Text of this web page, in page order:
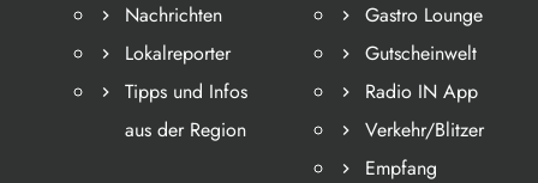
Nachrichten
Lokalreporter
Tipps und Infos
aus der Region
Gastro Lounge
Gutscheinwelt
Radio IN App
Verkehr/Blitzer
Empfang